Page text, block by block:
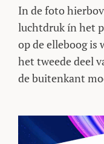
In de foto
luchtdruk ín het
op de elleboog is
het tweede deel
de buitenkant